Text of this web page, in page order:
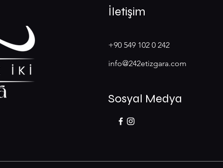
İletişim
+90 549 102 0 242
info@242etizgara.com
Sosyal Medya